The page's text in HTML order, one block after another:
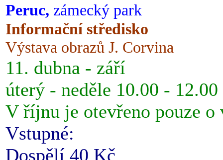
Peruc, zámecký park
Informační středisko
Výstava obrazů J. Corvina
11. dubna - září
úterý - neděle 10.00 -
V říjnu je otevřeno pouze o
Vstupné:
Dospělí 40 Kč